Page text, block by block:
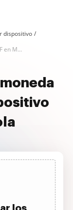
dispositivo
Agregar campo de moneda estadounidense al PDF en Motorola
los